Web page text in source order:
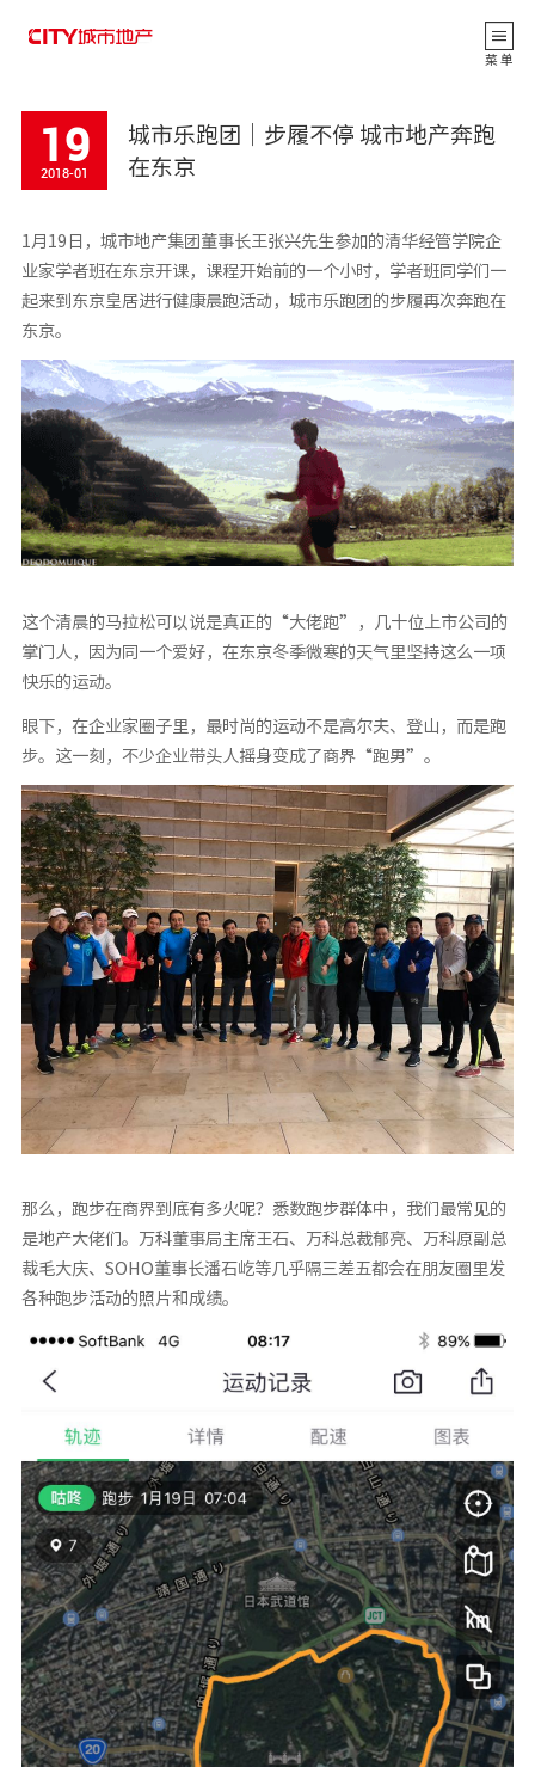
返 回
公司动态
CITY观点
菜 单
19
2018-01
城市乐跑团｜步履不停 城市地产奔跑
在东京
1月19日，城市地产集团董事长王张兴先生参加的清华经管学院企
业家学者班在东京开课，课程开始前的一个小时，学者班同学们一
起来到东京皇居进行健康晨跑活动，城市乐跑团的步履再次奔跑在
东京。
这个清晨的马拉松可以说是真正的“大佬跑”，几十位上市公司的
掌门人，因为同一个爱好，在东京冬季微寒的天气里坚持这么一项
快乐的运动。
眼下，在企业家圈子里，最时尚的运动不是高尔夫、登山，而是跑
步。这一刻，不少企业带头人摇身变成了商界“跑男”。
那么，跑步在商界到底有多火呢？悉数跑步群体中，我们最常见的
是地产大佬们。万科董事局主席王石、万科总裁郁亮、万科原副总
裁毛大庆、SOHO董事长潘石屹等几乎隔三差五都会在朋友圈里发
各种跑步活动的照片和成绩。